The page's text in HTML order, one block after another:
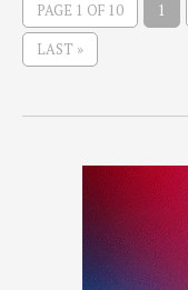
PAGE 1 OF 10 1
LAST »